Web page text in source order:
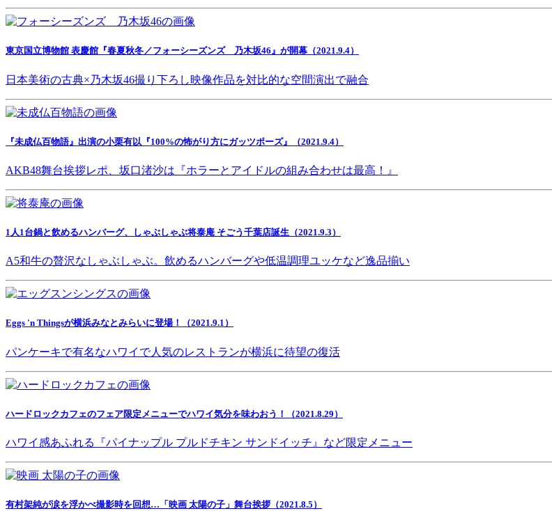
東京国立博物館 表慶館『春夏秋冬／フォーシーズンズ 乃木坂46』が開幕（2021.9.4）
日本美術の古典×乃木坂46撮り下ろし映像作品を対比的な空間演出で融合
『未成仏百物語』出演の小栗有以『100%の怖がり方にガッツポーズ』（2021.9.4）
AKB48舞台挨拶レポ、坂口渚沙は『ホラーとアイドルの組み合わせは最高！』
1人1台鍋と飲めるハンバーグ、しゃぶしゃぶ将泰庵 そごう千葉店誕生（2021.9.3）
A5和牛の贅沢なしゃぶしゃぶ。飲めるハンバーグや低温調理ユッケなど逸品揃い
Eggs 'n Thingsが横浜みなとみらいに登場！（2021.9.1）
パンケーキで有名なハワイで人気のレストランが横浜に待望の復活
ハードロックカフェのフェア限定メニューでハワイ気分を味わおう！（2021.8.29）
ハワイ感あふれる『パイナップル プルドチキン サンドイッチ』など限定メニュー
有村架純が涙を浮かべ撮影時を回想…「映画 太陽の子」舞台挨拶（2021.8.5）